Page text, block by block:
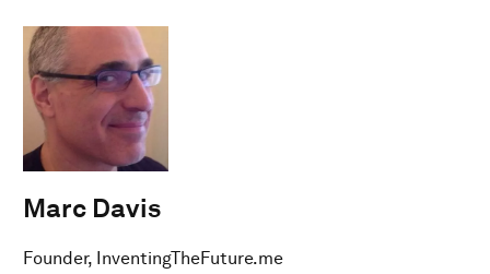
Marc Davis
Founder, InventingTheFuture.me